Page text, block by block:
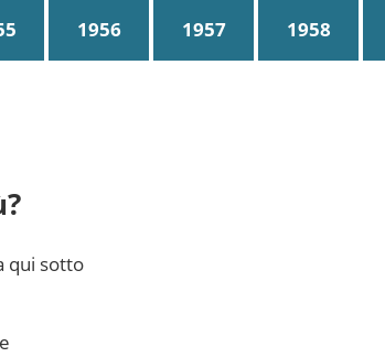
1956 1957 1958
qui sotto